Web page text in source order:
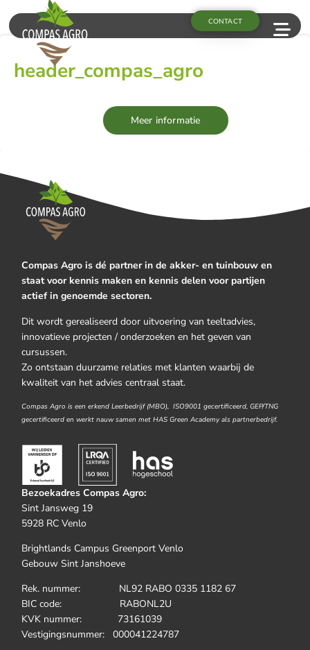
CONTACT
header_compas_agro
Meer informatie
Compas Agro is dé partner in de akker- en tuinbouw en
staat voor kennis maken en kennis delen voor partijen
actief in genoemde sectoren.
Dit wordt gerealiseerd door uitvoering van teeltadvies,
innovatieve projecten / onderzoeken en het geven van
cursussen.
Zo ontstaan duurzame relaties met klanten waarbij de
kwaliteit van het advies centraal staat.
Compas Agro is een erkend Leerbedrijf (MBO), ISO9001 gecertificeerd, GEP/TNG
gecertificeerd en werkt nauw samen met HAS Green Academy als partnerbedrijf.
Bezoekadres Compas Agro:
Sint Jansweg 19
5928 RC Venlo
Brightlands Campus Greenport Venlo
Gebouw Sint Janshoeve
Rek. nummer: NL92 RABO 0335 1182 67
BIC code: RABONL2U
KVK nummer: 73161039
Vestigingsnummer: 000041224787